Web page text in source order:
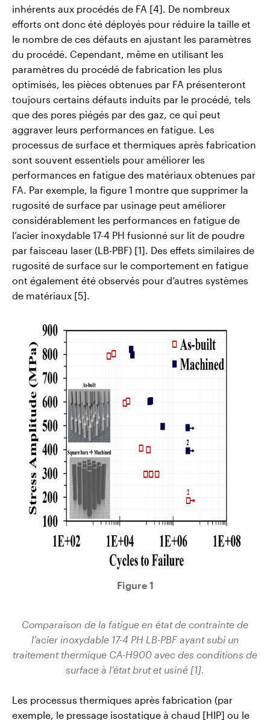
inhérents aux procédés de FA [4]. De nombreux
efforts ont donc été déployés pour réduire la taille et
le nombre de ces défauts en ajustant les paramètres
du procédé. Cependant, même en utilisant les
paramètres du procédé de fabrication les plus
optimisés, les pièces obtenues par FA présenteront
toujours certains défauts induits par le procédé, tels
que des pores piégés par des gaz, ce qui peut
aggraver leurs performances en fatigue. Les
processus de surface et thermiques après fabrication
sont souvent essentiels pour améliorer les
performances en fatigue des matériaux obtenues par
FA. Par exemple, la figure 1 montre que supprimer la
rugosité de surface par usinage peut améliorer
considérablement les performances en fatigue de
l’acier inoxydable 17-4 PH fusionné sur lit de poudre
par faisceau laser (LB-PBF) [1]. Des effets similaires de
rugosité de surface sur le comportement en fatigue
ont également été observés pour d’autres systèmes
de matériaux [5].
Figure 1
Comparaison de la fatigue en état de contrainte de
l’acier inoxydable 17-4 PH LB-PBF ayant subi un
traitement thermique CA-H900 avec des conditions de
surface à l’état brut et usiné [1].
Les processus thermiques après fabrication (par
exemple, le pressage isostatique à chaud [HIP] ou le